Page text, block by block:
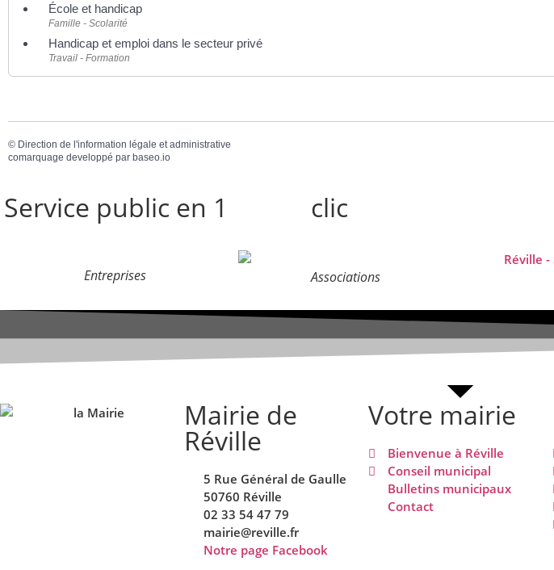
École et handicap
Famille - Scolarité
Handicap et emploi dans le secteur privé
Travail - Formation
© Direction de l'information légale et administrative
comarquage developpé par baseo.io
Service public en 1 clic
Entreprises Associations
Mairie de
Réville
5 Rue Général de Gaulle
50760 Réville
02 33 54 47 79
mairie@reville.fr
Notre page Facebook
Votre mairie
Bienvenue à Réville
Conseil municipal
Bulletins municipaux
Contact